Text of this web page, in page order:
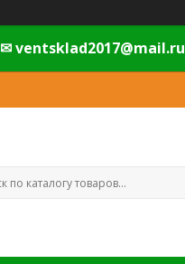
✉ ventsklad2017@mail.ru